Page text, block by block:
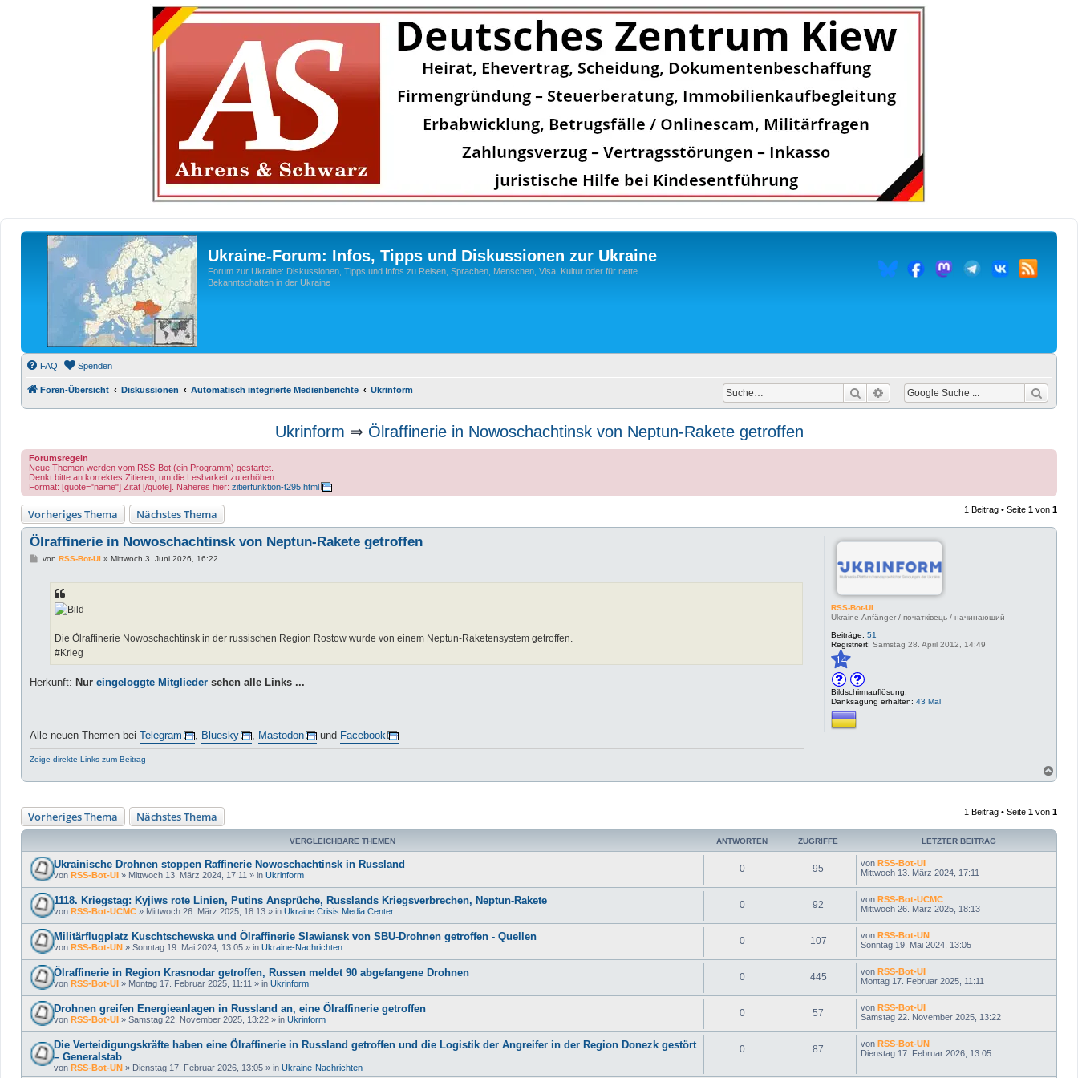
Ukraine-Forum: Infos, Tipps und Diskussionen zur Ukraine
Forum zur Ukraine: Diskussionen, Tipps und Infos zu Reisen, Sprachen, Menschen, Visa, Kultur oder für nette
Bekanntschaften in der Ukraine
FAQ Spenden
Foren-Übersicht Diskussionen Automatisch integrierte Medienberichte Ukrinform Suche Erweiterte Suche
Ukrinform ⇒ Ölraffinerie in Nowoschachtinsk von Neptun-Rakete getroffen
Forumsregeln
Neue Themen werden vom RSS-Bot (ein Programm) gestartet.
Denkt bitte an korrektes Zitieren, um die Lesbarkeit zu erhöhen.
Format: [quote="name"] Zitat [/quote]. Näheres hier: zitierfunktion-t295.html
Vorheriges Thema Nächstes Thema 1 Beitrag • Seite 1 von 1
RSS-Bot-UI
Ukraine-Anfänger / початківець / начинающий
Beiträge: 51
Registriert: Samstag 28. April 2012, 14:49
14
Bildschirmauflösung:
Danksagung erhalten: 43 Mal
Ölraffinerie in Nowoschachtinsk von Neptun-Rakete getroffen
Bvon RSS-Bot-UI» Mittwoch 3. Juni 2026, 16:22
Die Ölraffinerie Nowoschachtinsk in der russischen Region Rostow wurde von einem Neptun-Raketensystem getroffen.
#Krieg
Herkunft: Nur eingeloggte Mitglieder sehen alle Links ...
Alle neuen Themen bei Telegram Bluesky Mastodon und Facebook
Zeige direkte Links zum Beitrag
a
o
e
Vorheriges Thema Nächstes Thema 1 Beitrag • Seite 1 von 1
VERGLEICHBARE THEMEN ANTWORTEN ZUGRIFFE LETZTER BEITRAG
Ukrainische Drohnen stoppen Raffinerie Nowoschachtinsk in Russland
von RSS-Bot-UI » Mittwoch 13. März 2024, 17:11 » in Ukrinform
0 95 von RSS-Bot-UI
Mittwoch 13. März 2024, 17:11
1118. Kriegstag: Kyjiws rote Linien, Putins Ansprüche, Russlands Kriegsverbrechen, Neptun-Rakete
von RSS-Bot-UCMC » Mittwoch 26. März 2025, 18:13 » in Ukraine Crisis Media Center
0 92 von RSS-Bot-UCMC
Mittwoch 26. März 2025, 18:13
Militärflugplatz Kuschtschewska und Ölraffinerie Slawiansk von SBU-Drohnen getroffen - Quellen
von RSS-Bot-UN » Sonntag 19. Mai 2024, 13:05 » in Ukraine-Nachrichten
0 107 von RSS-Bot-UN
Sonntag 19. Mai 2024, 13:05
Ölraffinerie in Region Krasnodar getroffen, Russen meldet 90 abgefangene Drohnen
von RSS-Bot-UI » Montag 17. Februar 2025, 11:11 » in Ukrinform
0 445 von RSS-Bot-UI
Montag 17. Februar 2025, 11:11
Drohnen greifen Energieanlagen in Russland an, eine Ölraffinerie getroffen
von RSS-Bot-UI » Samstag 22. November 2025, 13:22 » in Ukrinform
0 57 von RSS-Bot-UI
Samstag 22. November 2025, 13:22
Die Verteidigungskräfte haben eine Ölraffinerie in Russland getroffen und die Logistik der Angreifer in der Region Donezk gestört
– Generalstab
von RSS-Bot-UN » Dienstag 17. Februar 2026, 13:05 » in Ukraine-Nachrichten
0 87 von RSS-Bot-UN
Dienstag 17. Februar 2026, 13:05